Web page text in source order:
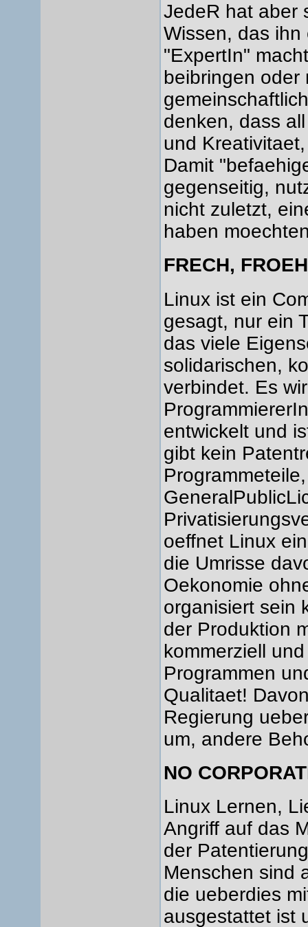
JedeR hat aber
Wissen, das
"ExpertIn"
beibringen oder
denken, dass
und
Damit
gegenseitig,
nicht zuletzt,
haben
FRECH,
Linux ist ein
gesagt, nur ein
das viele
solidarischen,
verbindet. Es
entwickelt und
gibt kein
oeffnet Linux
die Umrisse
Oekonomie
organisiert sein
der Produktion
kommerziell
Programmen
Qualitaet!
Regierung
um, andere
NO
Linux Lernen,
Angriff auf das
der
Menschen sind
die ueberdies
ausgestattet ist